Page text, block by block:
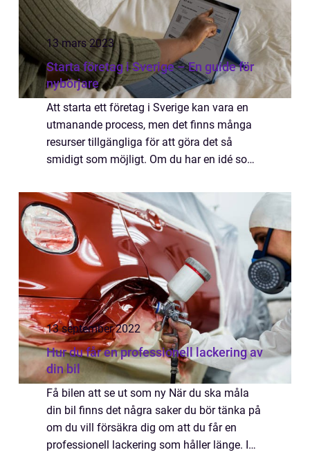
13 mars 2023
Starta företag i Sverige – En guide för
nybörjare
Att starta ett företag i Sverige kan vara en
utmanande process, men det finns många
resurser tillgängliga för att göra det så
smidigt som möjligt. Om du har en idé som
13 september 2022
Hur du får en professionell lackering av
din bil
Få bilen att se ut som ny När du ska måla
din bil finns det några saker du bör tänka på
om du vill försäkra dig om att du får en
professionell lackering som håller länge. I